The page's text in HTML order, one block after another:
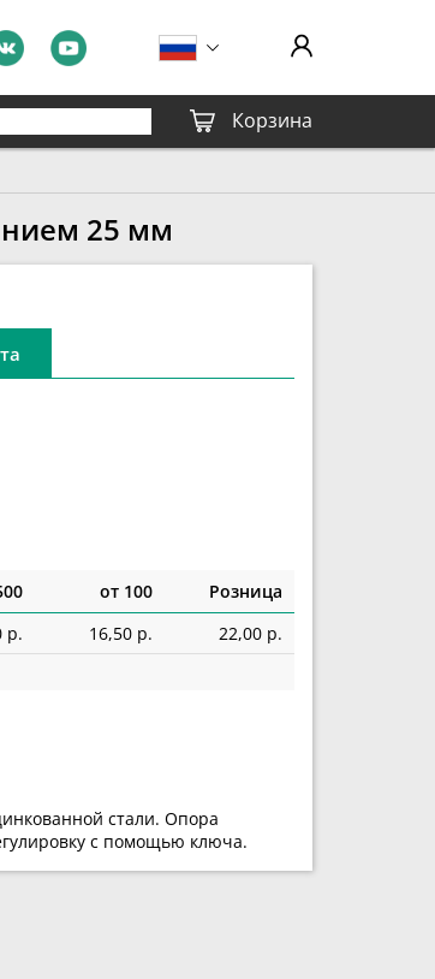
Корзина
25 мм
от 100
Розница
р. 16,50 р.
22,00 р.
стали. Опора
с помощью ключа.